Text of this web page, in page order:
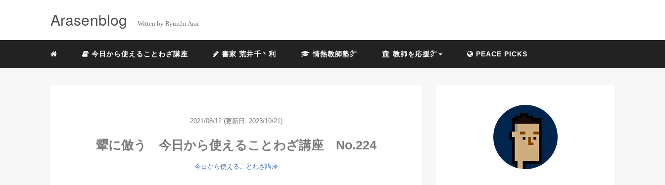
Arasenblog Witten by Ryuichi Arai
今日から使えることわざ講座 書家 荒井千丶利 情熱教師塾㌻ 教師を応援㌻ PEACE PICKS
2021/08/12 (更新日: 2023/10/21)
顰に倣う 今日から使えることわざ講座 No.224
今日から使えることわざ講座